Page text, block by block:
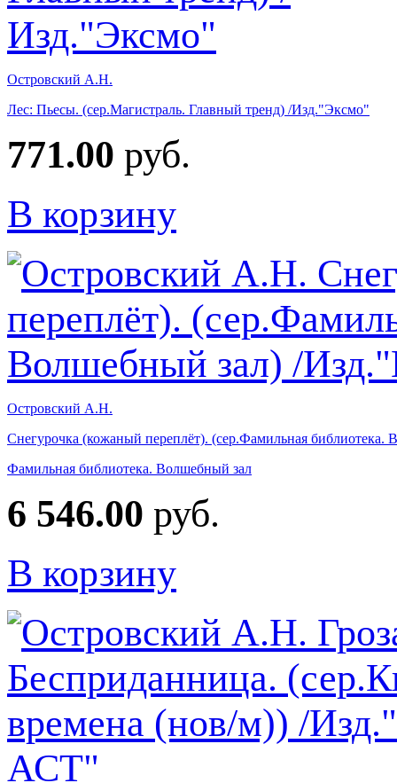
Островский А.Н.
Лес: Пьесы. (сер.Магистраль. Главный тренд) /Изд."Эксмо"
771.00 руб.
В корзину
Островский А.Н.
Снегурочка (кожаный переплёт). (сер.Фамильная
Фамильная библиотека. Волшебный зал
6 546.00 руб.
В корзину